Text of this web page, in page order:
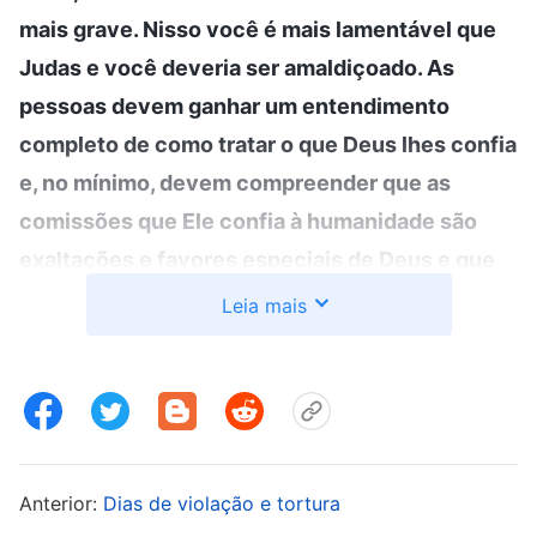
mais grave. Nisso você é mais lamentável que
Judas e você deveria ser amaldiçoado. As
pessoas devem ganhar um entendimento
completo de como tratar o que Deus lhes confia
e, no mínimo, devem compreender que as
comissões que Ele confia à humanidade são
exaltações e favores especiais de Deus e que
são as coisas mais gloriosas. Tudo o mais pode
cumprir a comissão de Deus” (A Palavra, vol. 3: As
Leia mais
Anterior: Dias de violação e tortura